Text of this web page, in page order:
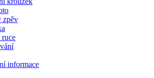
zpěv
ruce
informace